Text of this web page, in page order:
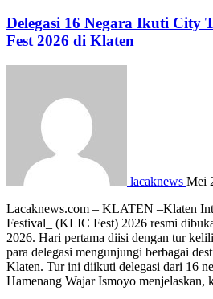
Delegasi 16 Negara Ikuti City
Fest 2026 di Klaten
lacaknews Mei
Lacaknews.com – KLATEN –Klaten
Festival_ (KLIC Fest) 2026 resmi
2026. Hari pertama diisi dengan tur
para delegasi mengunjungi berbagai
Klaten. Tur ini diikuti delegasi dari 16
Hamenang Wajar Ismoyo